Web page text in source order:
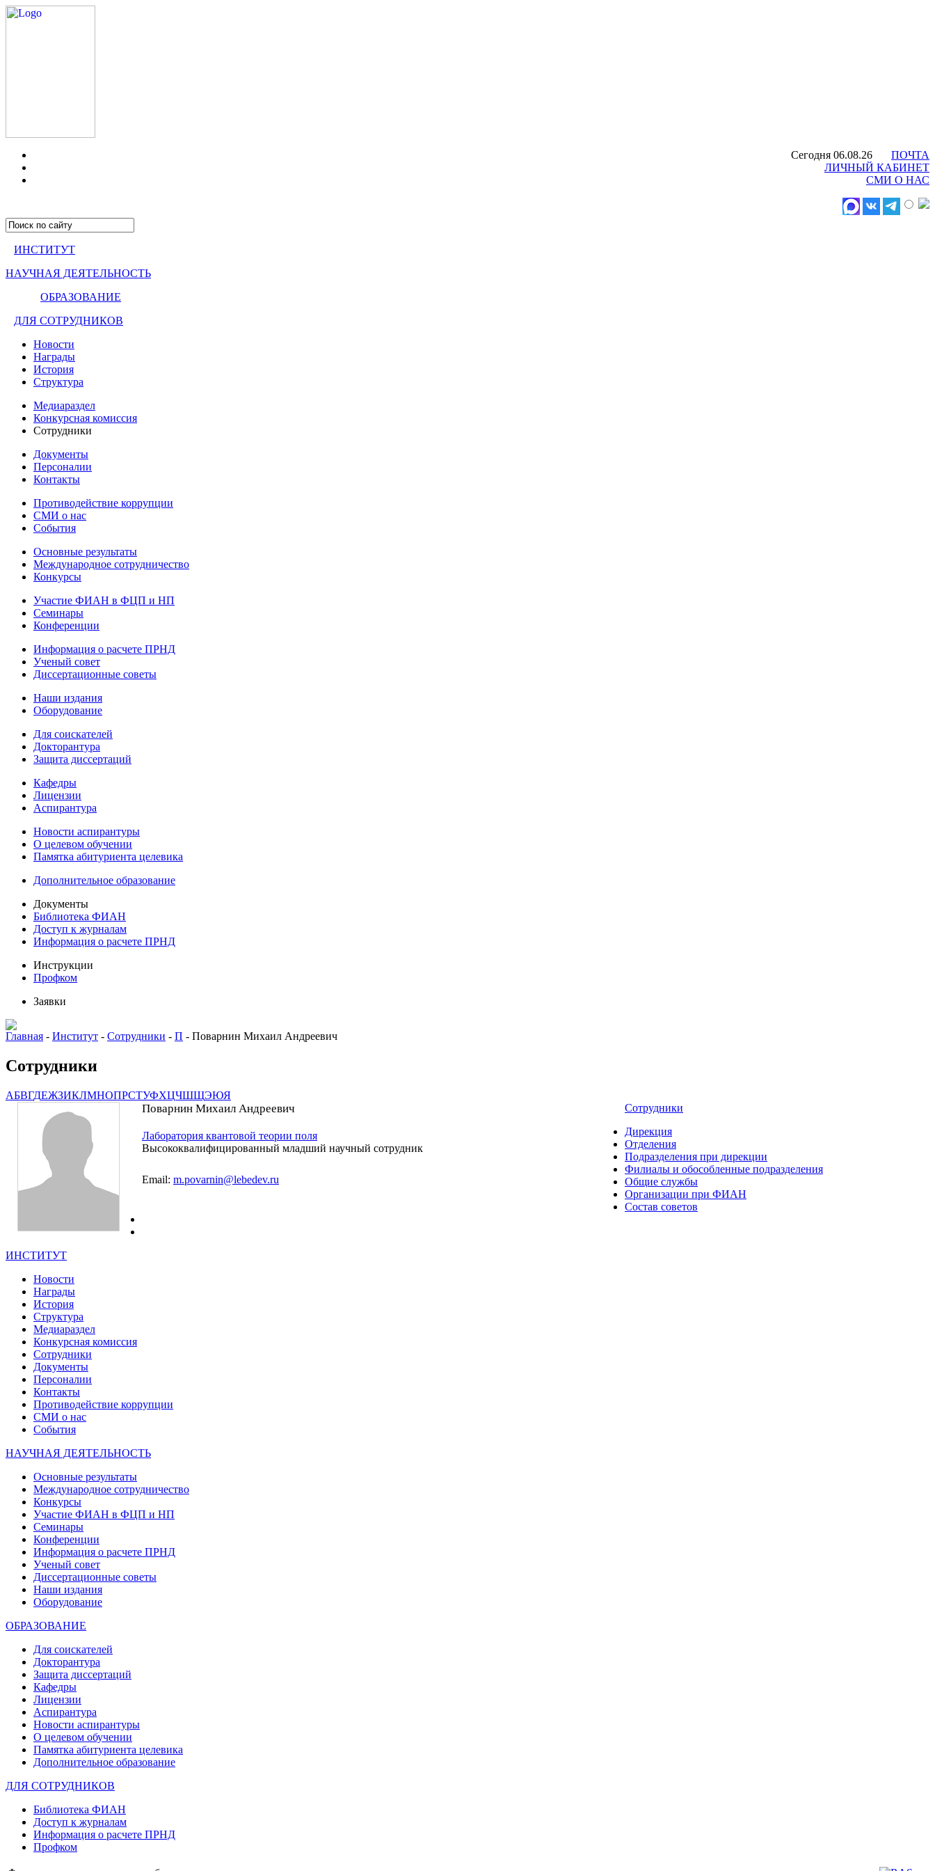
Сегодня 06.08.26
ПОЧТА
ЛИЧНЫЙ КАБИНЕТ
СМИ О НАС
ИНСТИТУТ
НАУЧНАЯ ДЕЯТЕЛЬНОСТЬ
ОБРАЗОВАНИЕ
ДЛЯ СОТРУДНИКОВ
Новости
Награды
История
Структура
Медиараздел
Конкурсная комиссия
Сотрудники
Документы
Персоналии
Контакты
Противодействие коррупции
СМИ о нас
События
Основные результаты
Международное сотрудничество
Конкурсы
Участие ФИАН в ФЦП и НП
Семинары
Конференции
Информация о расчете ПРНД
Ученый совет
Диссертационные советы
Наши издания
Оборудование
Для соискателей
Докторантура
Защита диссертаций
Кафедры
Лицензии
Аспирантура
Новости аспирантуры
О целевом обучении
Памятка абитуриента целевика
Дополнительное образование
Документы
Библиотека ФИАН
Доступ к журналам
Информация о расчете ПРНД
Инструкции
Профком
Заявки
Главная - Институт - Сотрудники - П - Поварнин Михаил Андреевич
Сотрудники
АБВГДЕЖЗИКЛМНОПРСТУФХЦЧШЩЭЮЯ
Поварнин Михаил Андреевич
Лаборатория квантовой теории поля
Высококвалифицированный младший научный сотрудник
Email: m.povarnin@lebedev.ru
Сотрудники
Дирекция
Отделения
Подразделения при дирекции
Филиалы и обособленные подразделения
Общие службы
Организации при ФИАН
Состав советов
ИНСТИТУТ
Новости
Награды
История
Структура
Медиараздел
Конкурсная комиссия
Сотрудники
Документы
Персоналии
Контакты
Противодействие коррупции
СМИ о нас
События
НАУЧНАЯ ДЕЯТЕЛЬНОСТЬ
Основные результаты
Международное сотрудничество
Конкурсы
Участие ФИАН в ФЦП и НП
Семинары
Конференции
Информация о расчете ПРНД
Ученый совет
Диссертационные советы
Наши издания
Оборудование
ОБРАЗОВАНИЕ
Для соискателей
Докторантура
Защита диссертаций
Кафедры
Лицензии
Аспирантура
Новости аспирантуры
О целевом обучении
Памятка абитуриента целевика
Дополнительное образование
ДЛЯ СОТРУДНИКОВ
Библиотека ФИАН
Доступ к журналам
Информация о расчете ПРНД
Профком